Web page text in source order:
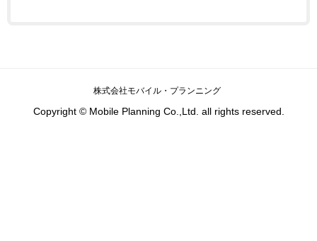
株式会社モバイル・プランニング
Copyright © Mobile Planning Co.,Ltd. all rights reserved.